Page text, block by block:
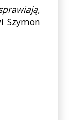
Szymon